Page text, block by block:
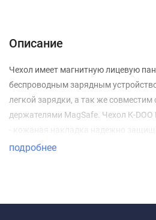
Описание
Чехол имеет магнитную лицевую
беспроводным зарядным
легкой зарядки, а так же
держателями MagSafe. Чехол K-DOO
- кожаная накладка надежно
подробнее